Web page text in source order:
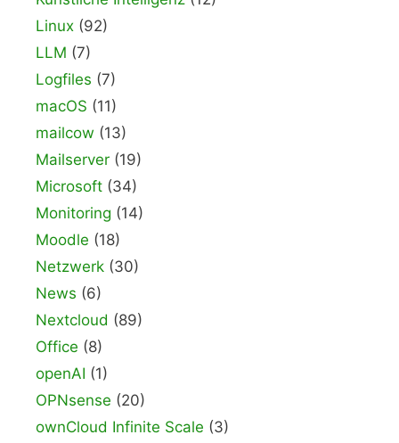
Linux (92)
LLM (7)
Logfiles (7)
macOS (11)
mailcow (13)
Mailserver (19)
Microsoft (34)
Monitoring (14)
Moodle (18)
Netzwerk (30)
News (6)
Nextcloud (89)
Office (8)
openAI (1)
OPNsense (20)
ownCloud Infinite Scale (3)